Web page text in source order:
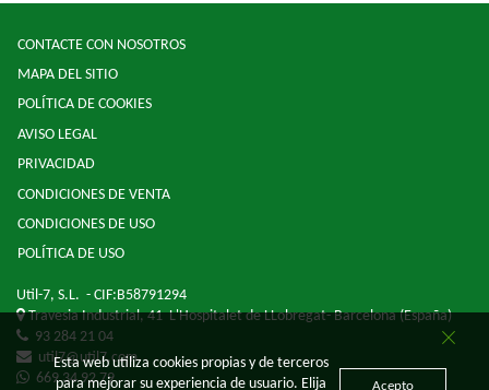
CONTACTE CON NOSOTROS
MAPA DEL SITIO
POLÍTICA DE COOKIES
AVISO LEGAL
PRIVACIDAD
CONDICIONES DE VENTA
CONDICIONES DE USO
POLÍTICA DE USO
Util-7, S.L. - CIF:B58791294
Travesia Industrial, 41L'Hospitalet de LLobregat-Barcelona(España)
93 284 21 04
util7@util7.com
669 34 92 79
Esta web utiliza cookies propias y de terceros
para mejorar su experiencia de usuario. Elija
Acepto